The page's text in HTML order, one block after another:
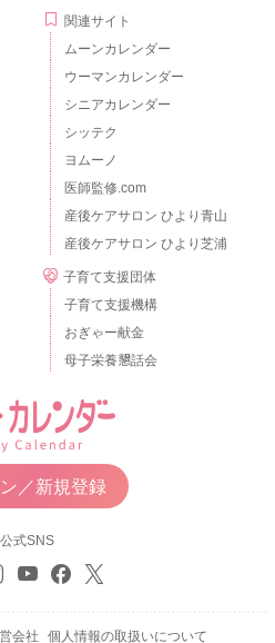
関連サイト
ムーンカレンダー
ウーマンカレンダー
シニアカレンダー
シッテク
ヨムーノ
医師監修.com
産後ケアサロン ひより青山
産後ケアサロン ひより芝浦
子育て支援団体
子育て支援機構
おぎゃー献金
母子栄養懇話会
／新規登録
公式SNS
会社 個人情報の取扱いについて